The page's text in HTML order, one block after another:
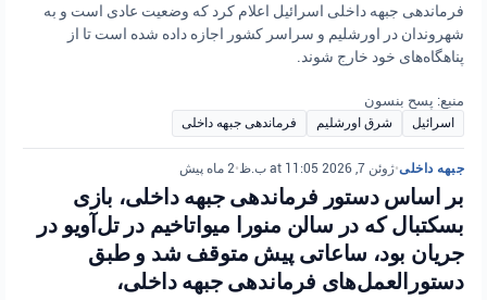
فرماندهی جبهه داخلی اسرائیل اعلام کرد که وضعیت عادی است و به
شهروندان در اورشلیم و سراسر کشور اجازه داده شده است تا از
پناهگاه‌های خود خارج شوند.
منبع: پسح بنسون
اسرائیل شرق اورشلیم فرماندهی جبهه داخلی
جبهه داخلی•ژوئن 7, 2026 at 11:05 ب.ظ •2 ماه پیش
بر اساس دستور فرماندهی جبهه داخلی، بازی
بسکتبال که در سالن منورا میواتاخیم در تل‌آویو در
جریان بود، ساعاتی پیش متوقف شد و طبق
دستورالعمل‌های فرماندهی جبهه داخلی،